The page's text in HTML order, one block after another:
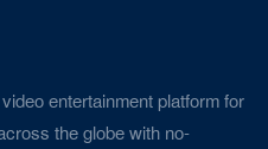
entertainment platform for
the globe with no-